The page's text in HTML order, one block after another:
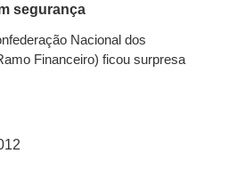
segurança
Nacional dos
Financeiro) ficou surpresa